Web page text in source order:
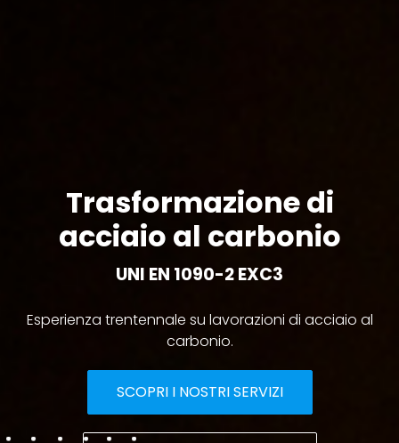
Trasformazione di
acciaio al carbonio
UNI EN 1090-2 EXC3
Esperienza trentennale su lavorazioni di acciaio al
carbonio.
SCOPRI I NOSTRI SERVIZI